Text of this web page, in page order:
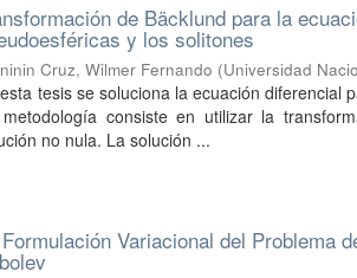
de Bäcklund para la
y los solitones
Cruz, Wilmer Fernando (Universidad
tesis se soluciona la ecuación diferencial
consiste en utilizar la
no nula. La solución ...
Variacional del Problema